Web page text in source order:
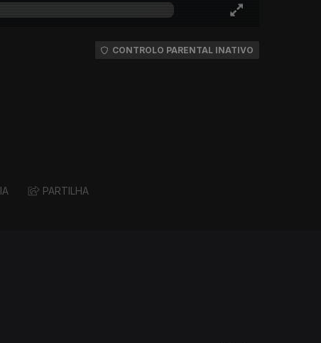
CONTROLO PARENTAL INATIVO
PARTILHA